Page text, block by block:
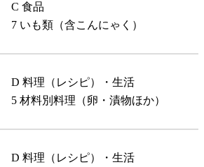
C 食品
7 いも類（含こんにゃく）
D 料理（レシピ）・生活
5 材料別料理（卵・漬物ほか）
D 料理（レシピ）・生活